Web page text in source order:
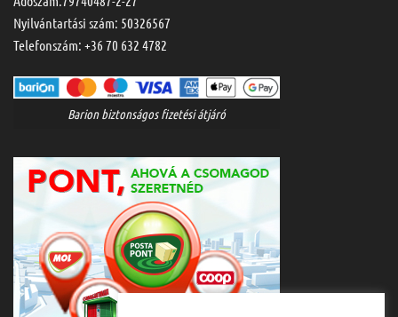
Nyilvántartási szám: 50326567
Telefonszám: +36 70 632 4782
Barion biztonságos fizetési átjáró